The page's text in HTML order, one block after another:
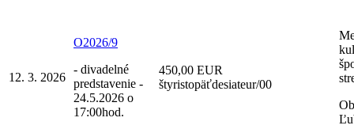
12. 3. 2026
O2026/9
- divadelné
predstavenie -
24.5.2026 o
17:00hod.
450,00 EUR
štyristopäťdesiateur/00